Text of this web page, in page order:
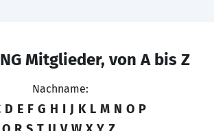
Mitglieder, von A bis Z
Nachname:
D E F G H I J K L M N O P